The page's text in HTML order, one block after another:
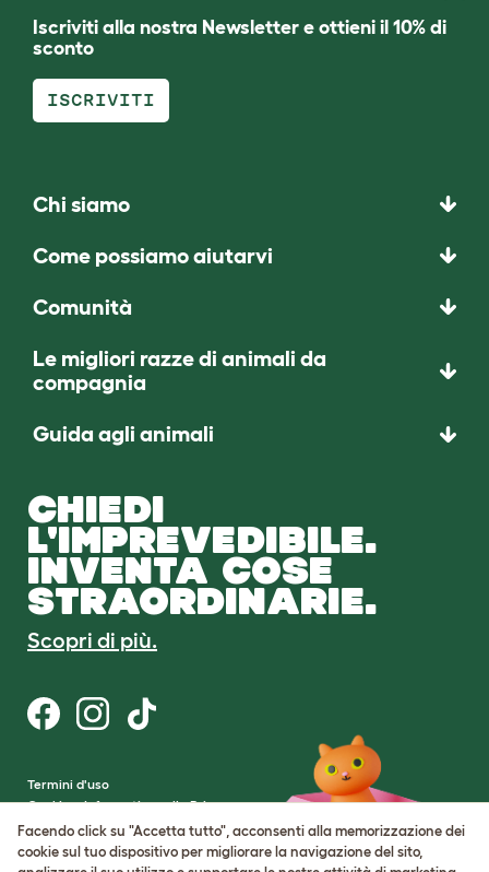
Iscriviti alla nostra Newsletter e ottieni il 10% di
sconto
ISCRIVITI
Chi siamo
Come possiamo aiutarvi
Comunità
Le migliori razze di animali da
compagnia
Guida agli animali
CHIEDI
L'IMPREVEDIBILE.
INVENTA COSE
STRAORDINARIE.
Scopri di più.
Termini d'uso
Cookie e Informativa sulla Privacy
Cookie Settings
Mappa del sito
Facendo click su "Accetta tutto", acconsenti alla memorizzazione dei
cookie sul tuo dispositivo per migliorare la navigazione del sito,